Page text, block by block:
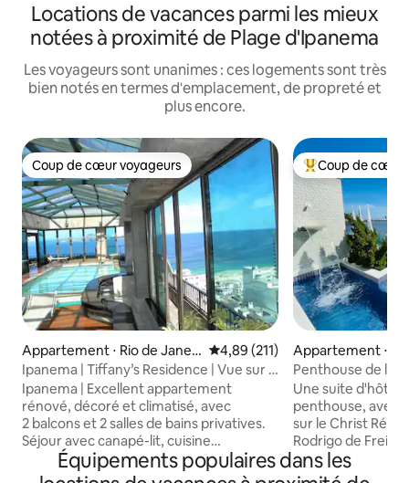
Locations de vacances parmi les mieux
notées à proximité de Plage d'Ipanema
Les voyageurs sont unanimes : ces logements sont très
bien notés en termes d'emplacement, de propreté et
plus encore.
Coup de cœur voyageurs
Coup de cœur voyageurs
Appartement ⋅ Rio de Janeir
o
Évaluation moyenne sur la
4,89 (211)
Ipanema | Tiffany’s Residence | Vue sur la
mer | 2 personnes
Ipanema | Excellent appartement
rénové, décoré et climatisé, avec
2 balcons et 2 salles de bains privatives.
Séjour avec canapé-lit, cuisine
entièrement équipée, Wi-Fi 200 Mbit/s
et balcons vitrés. À seulement 1 pâté de
Coups de cœur
Coup de cœur
Appartement ⋅
o
Penthouse de
et intimité.
Une suite d'hôtes
penthouse, avec
sur le Christ
Rodrigo de
espace extérieur
une cascade, de
Équipements populaires dans les